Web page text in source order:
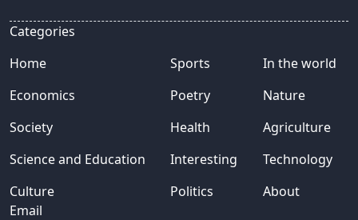
Email
Categories
Home
Economics
Society
Science and Education
Culture
Sports
Poetry
Health
Interesting
Politics
In the world
Nature
Agriculture
Technology
About